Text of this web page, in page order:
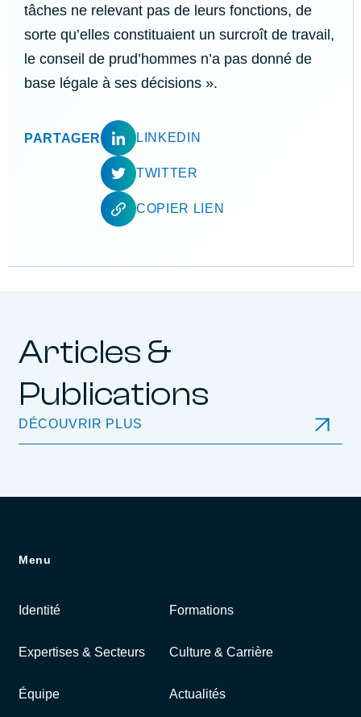
tâches ne relevant pas de leurs fonctions, de
sorte qu’elles constituaient un surcroît de travail,
le conseil de prud’hommes n’a pas donné de
base légale à ses décisions ».
PARTAGER LINKEDIN
TWITTER
COPIER LIEN
Articles &
Publications
DÉCOUVRIR PLUS
Menu
Identité Formations
Expertises & Secteurs Culture & Carrière
Équipe Actualités